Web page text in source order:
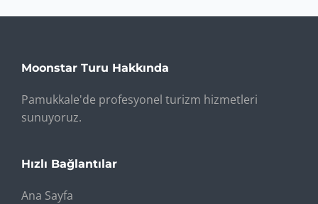
Moonstar Turu Hakkında
Pamukkale'de profesyonel turizm hizmetleri
sunuyoruz.
Hızlı Bağlantılar
Ana Sayfa